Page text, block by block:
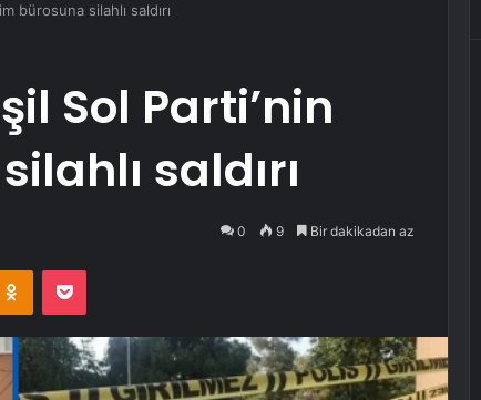
bürosuna silahlı saldırı
Sol Parti’nin
saldırı
0 9 Bir dakikadan az
Odnoklassniki
Pocket